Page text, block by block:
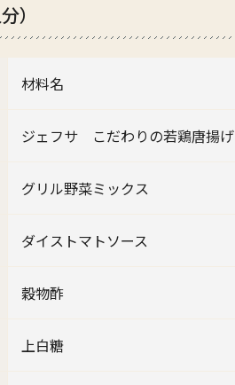
）
材料名
ジェフサ こだわりの若鶏唐揚げ
グリル野菜ミックス
ダイストマトソース
穀物酢
上白糖